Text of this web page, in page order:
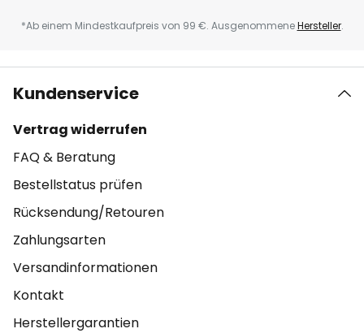
*Ab einem Mindestkaufpreis von 99 €. AusgenommeneHersteller.
Kundenservice
Vertrag widerrufen
FAQ & Beratung
Bestellstatus prüfen
Rücksendung/Retouren
Zahlungsarten
Versandinformationen
Kontakt
Herstellergarantien